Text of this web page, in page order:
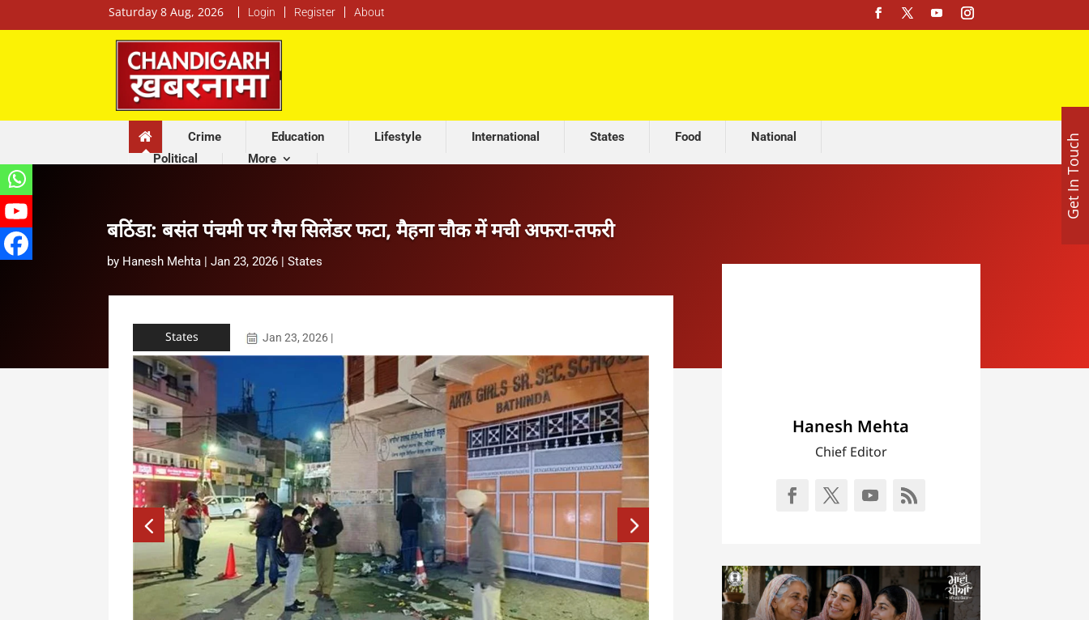
Saturday 8 Aug, 2026 Login Register About
Crime Education Lifestyle International States Food
National
Political
More
बठिंडा: बसंत पंचमी पर गैस सिलेंडर फटा, मैहना चौक में मची अफरा-तफरी
by Hanesh Mehta | Jan 23, 2026 | States
States Jan 23, 2026 |
Hanesh Mehta
Chief Editor
Get In Touch